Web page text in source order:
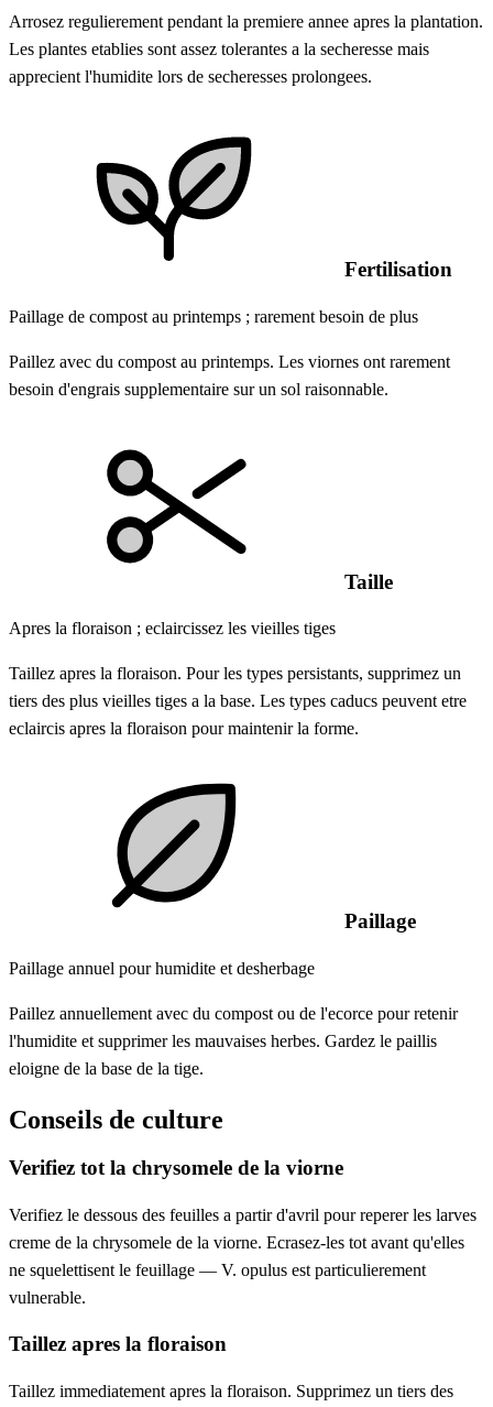
Arrosez regulierement pendant la premiere annee apres la plantation.
Les plantes etablies sont assez tolerantes a la secheresse mais
apprecient l'humidite lors de secheresses prolongees.
Fertilisation
Paillage de compost au printemps ; rarement besoin de plus
Paillez avec du compost au printemps. Les viornes ont rarement
besoin d'engrais supplementaire sur un sol raisonnable.
Taille
Apres la floraison ; eclaircissez les vieilles tiges
Taillez apres la floraison. Pour les types persistants, supprimez un
tiers des plus vieilles tiges a la base. Les types caducs peuvent etre
eclaircis apres la floraison pour maintenir la forme.
Paillage
Paillage annuel pour humidite et desherbage
Paillez annuellement avec du compost ou de l'ecorce pour retenir
l'humidite et supprimer les mauvaises herbes. Gardez le paillis
eloigne de la base de la tige.
Conseils de culture
Verifiez tot la chrysomele de la viorne
Verifiez le dessous des feuilles a partir d'avril pour reperer les larves
creme de la chrysomele de la viorne. Ecrasez-les tot avant qu'elles
ne squelettisent le feuillage — V. opulus est particulierement
vulnerable.
Taillez apres la floraison
Taillez immediatement apres la floraison. Supprimez un tiers des